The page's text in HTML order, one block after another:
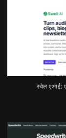
स्वेल एआई: